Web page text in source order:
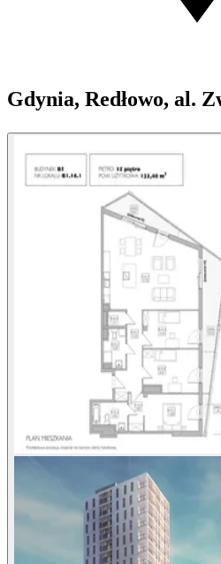
Gdynia, Redłowo, al.